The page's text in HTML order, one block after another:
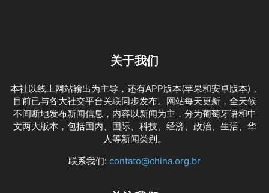
关于我们
本社以线上网站输出为主导，还有APP版本(苹果和安卓版本)，
目前已与各大社交平台关联同步发布。网站每天更新，全天候
不间断地发布新闻信息，内容以新闻为主，分为葡萄牙语和中
文两大版本，包括国内、国际、科技、经济、政治、生活、华
人等新闻类别。
联系我们: contato@china.org.br